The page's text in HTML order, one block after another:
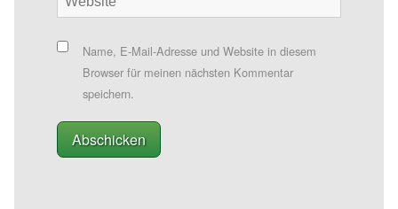
Name, E-Mail-Adresse und Website in diesem
Browser für meinen nächsten Kommentar
speichern.